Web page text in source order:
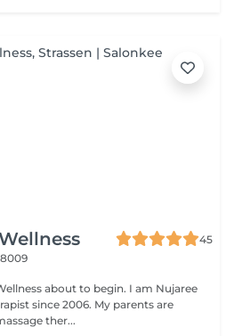
45
about to begin. I am Nujaree
since 2006. My parents are
ther...